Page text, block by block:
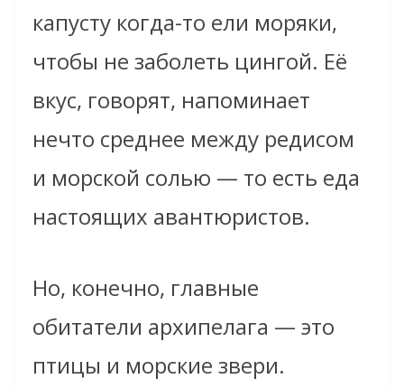
капусту когда-то ели моряки,
чтобы не заболеть цингой. Её
вкус, говорят, напоминает
нечто среднее между редисом
и морской солью — то есть еда
настоящих авантюристов.
Но, конечно, главные
обитатели архипелага — это
птицы и морские звери.